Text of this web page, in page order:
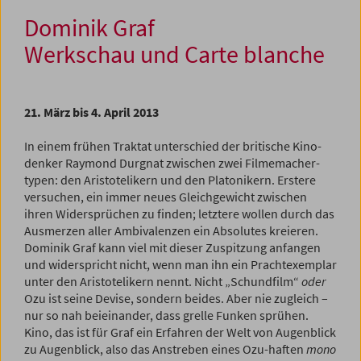
Dominik Graf
Werkschau und Carte blanche
21. März bis 4. April 2013
In einem frühen Traktat unterschied der britische Kino­
denker Raymond Durgnat zwischen zwei Filmemacher­
typen: den Aristotelikern und den Platonikern. Erstere
versuchen, ein immer neues Gleichgewicht zwischen
ihren Widersprüchen zu finden; letztere wollen durch das
Ausmerzen aller Ambivalenzen ein Absolutes kreieren.
Dominik Graf kann viel mit dieser Zuspitzung an­fangen
und widerspricht nicht, wenn man ihn ein Prachtexemplar
unter den Aristotelikern nennt. Nicht „Schundfilm“ oder
Ozu ist seine Devise, sondern beides. Aber nie zugleich –
nur so nah beieinander, dass grelle Funken sprühen.
Kino, das ist für Graf ein Erfahren der Welt von Augenblick
zu Augenblick, also das Anstreben eines Ozu-haften mono